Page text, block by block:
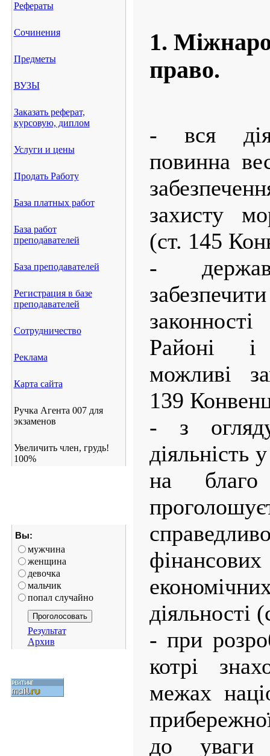
Рефераты
Сочинения
Предметы
ВУЗЫ
Заказать реферат,
курсовую, диплом
Услуги и цены
Продать Работу
База платных работ
База работ
преподавателей
База преподавателей
Регистрация в базе
преподавателей
Сотрудничество
Реклама
Карта сайта
Ручка Агента 007 для
экзаменов
Увеличить член, грудь!
100%
Вы:
мужчина
женщина
девочка
мальчик
попал случайно
Результат
Архив
1.
право.
- вся
повинна
захисту
(ст. 145
-
Районі і
можливі
139
- з
діяльність
на благо
діяльності
- при
котрі
межах
до уваги